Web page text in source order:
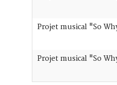
Projet musical "So
Projet musical "So